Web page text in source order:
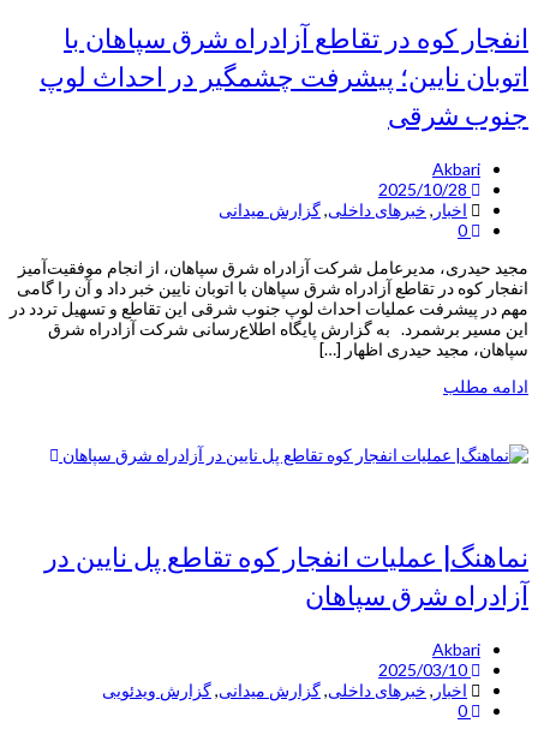
انفجار کوه در تقاطع آزادراه شرق سپاهان با
اتوبان نایین؛ پیشرفت چشمگیر در احداث لوپ
جنوب شرقی
Akbari
اخبار , خبرهای داخلی,گزارش میدانی
مجید حیدری، مدیرعامل شرکت آزادراه شرق سپاهان، از انجام موفقیت‌آمیز
انفجار کوه در تقاطع آزادراه شرق سپاهان با اتوبان نایین خبر داد و آن را گامی
مهم در پیشرفت عملیات احداث لوپ جنوب شرقی این تقاطع و تسهیل تردد در
این مسیر برشمرد. به گزارش پایگاه اطلاع‌رسانی شرکت آزادراه شرق
سپاهان، مجید حیدری اظهار […]
ادامه مطلب
نماهنگ| عملیات انفجار کوه تقاطع پل نایین در
آزادراه شرق سپاهان
Akbari
اخبار , خبرهای داخلی,گزارش میدانی,گزارش ویدئویی